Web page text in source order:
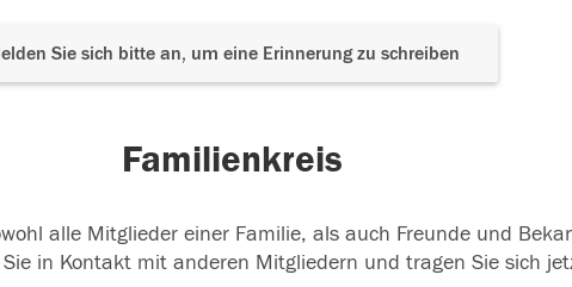
Sie sich bitte an, um eine Erinnerung zu schreiben
Familienkreis
alle Mitglieder einer Familie, als auch Freunde und
in Kontakt mit anderen Mitgliedern und tragen Sie sich